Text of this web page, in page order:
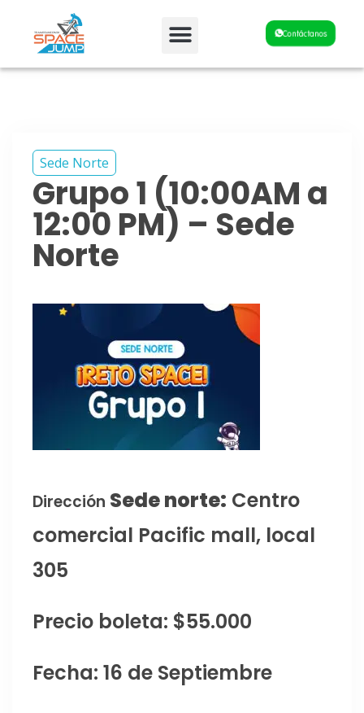
Contáctanos
Sede Norte
Grupo 1 (10:00AM a
12:00 PM) – Sede
Norte
Dirección Sede norte: Centro
comercial Pacific mall, local
305
Precio boleta: $55.000
Fecha: 16 de Septiembre